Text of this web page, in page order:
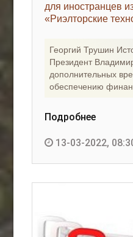
для иностранцев
«Риэлторские
Георгий Трушин
Президент
дополнительных
обеспечению
Подробнее
13-03-2022,